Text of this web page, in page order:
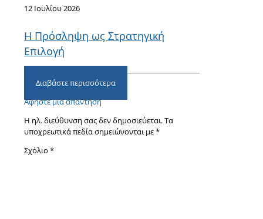
12 Ιουλίου 2026
Η Πρόσληψη ως Στρατηγική
Επιλογή
Διαβάστε περισσότερα
Αφήστε μια απάντηση
Η ηλ. διεύθυνση σας δεν δημοσιεύεται.Τα
υποχρεωτικά πεδία σημειώνονται με*
Σχόλιο *